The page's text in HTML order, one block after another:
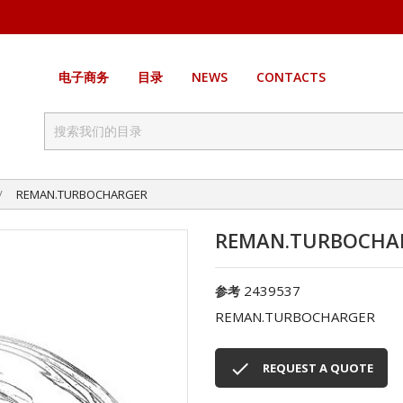
电子商务 目录 NEWS CONTACTS
REMAN.TURBOCHARGER
参考 2439537
REMAN.TURBOCHARGER
 REQUEST A QUOTE